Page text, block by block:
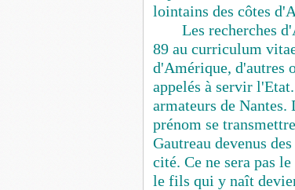
lointains des côtes
Les recherches
89 au curriculum
d'Amérique, d'autres
appelés à servir
armateurs de
prénom se
Gautreau devenus
cité. Ce ne sera pas
le fils qui y naît